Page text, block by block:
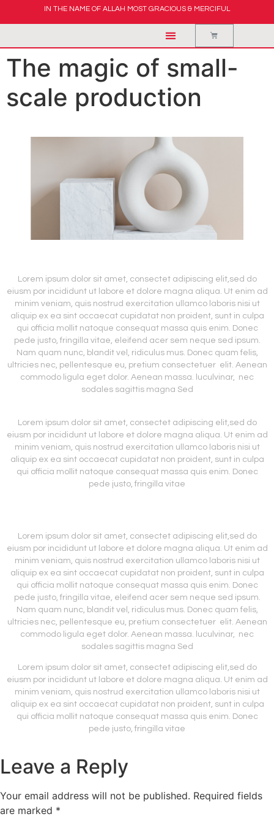
IN THE NAME OF ALLAH MOST GRACIOUS & MERCIFUL
The magic of small-
scale production
Lorem ipsum dolor sit amet, consectet adipiscing elit,sed do
eiusm por incididunt ut labore et dolore magna aliqua. Ut enim ad
minim veniam, quis nostrud exercitation ullamco laboris nisi ut
aliquip ex ea sint occaecat cupidatat non proident, sunt in culpa
qui officia mollit natoque consequat massa quis enim. Donec
pede justo, fringilla vitae, eleifend acer sem neque sed ipsum.
Nam quam nunc, blandit vel, ridiculus mus. Donec quam felis,
ultricies nec, pellentesque eu, pretium consectetuer elit. Aenean
commodo ligula eget dolor. Aenean massa. luculvinar, nec
sodales sagittis magna Sed
Lorem ipsum dolor sit amet, consectet adipiscing elit,sed do
eiusm por incididunt ut labore et dolore magna aliqua. Ut enim ad
minim veniam, quis nostrud exercitation ullamco laboris nisi ut
aliquip ex ea sint occaecat cupidatat non proident, sunt in culpa
qui officia mollit natoque consequat massa quis enim. Donec
pede justo, fringilla vitae
Lorem ipsum dolor sit amet, consectet adipiscing elit,sed do
eiusm por incididunt ut labore et dolore magna aliqua. Ut enim ad
minim veniam, quis nostrud exercitation ullamco laboris nisi ut
aliquip ex ea sint occaecat cupidatat non proident, sunt in culpa
qui officia mollit natoque consequat massa quis enim. Donec
pede justo, fringilla vitae, eleifend acer sem neque sed ipsum.
Nam quam nunc, blandit vel, ridiculus mus. Donec quam felis,
ultricies nec, pellentesque eu, pretium consectetuer elit. Aenean
commodo ligula eget dolor. Aenean massa. luculvinar, nec
sodales sagittis magna Sed
Lorem ipsum dolor sit amet, consectet adipiscing elit,sed do
eiusm por incididunt ut labore et dolore magna aliqua. Ut enim ad
minim veniam, quis nostrud exercitation ullamco laboris nisi ut
aliquip ex ea sint occaecat cupidatat non proident, sunt in culpa
qui officia mollit natoque consequat massa quis enim. Donec
pede justo, fringilla vitae
Leave a Reply
Your email address will not be published. Required fields
are marked *